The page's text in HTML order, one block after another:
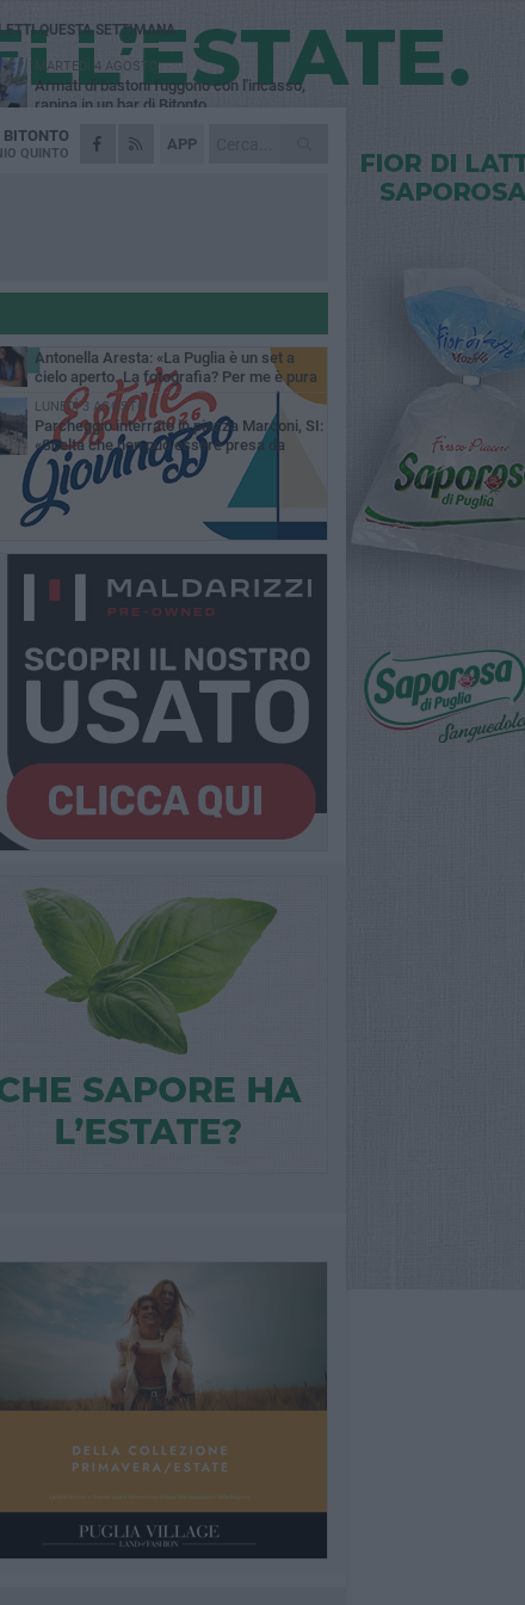
APP
BITONTO
QUINTO
QUESTA SETTIMANA
MARTEDÌ 4 AGOSTO
Armati di bastoni fuggono con l'incasso,
rapina in un bar di Bitonto
VENERDÌ 31 LUGLIO
Furti d'auto, scoperta la banda tra Bitonto e
Fratelli d'Italia Bitonto: «Vicinanza alla
LUNEDÌ 3 AGOSTO
Antonella Aresta: «La Puglia è un set a
cielo aperto. La fotografia? Per me è pura
LUNEDÌ 3 AGOSTO
Parcheggio interrato in piazza Marconi, SI:
«Scelta che non può essere presa da